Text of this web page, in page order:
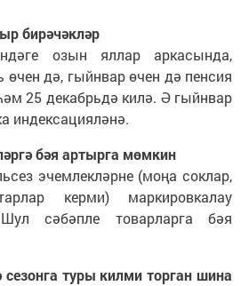
бирәчәкләр
озын яллар аркасында,
өчен дә, гыйнвар өчен дә пенсия
25 декабрьдә килә. Ә гыйнвар
индексацияләнә.
бәя артырга мөмкин
эчемлекләрне (моңа соклар,
керми) маркировкалау
сәбәпле товарларга бәя
туры килми торган шина